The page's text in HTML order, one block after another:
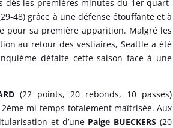
dès les premières minutes du 1er quart-
48) grâce à une défense étouffante et à
pour sa première apparition. Malgré les
au retour des vestiaires, Seattle a été
défaite cette saison face à une
(22 points, 20 rebonds, 10 passes)
mi-temps totalement maîtrisée. Aux
et d’une Paige BUECKERS (20